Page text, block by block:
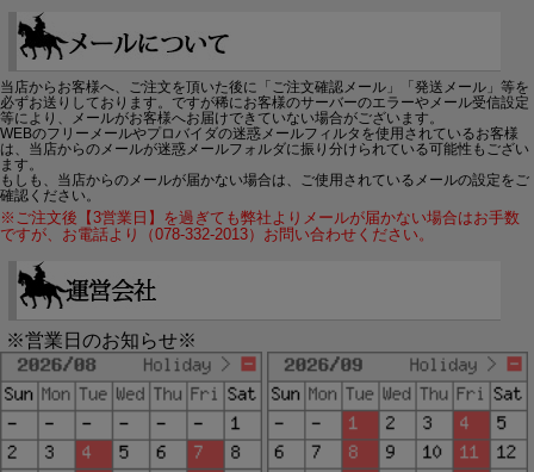
当店からお客様へ、ご注文を頂いた後に「ご注文確認メール」「発送メール」等を
必ずお送りしております。ですが稀にお客様のサーバーのエラーやメール受信設定
等により、メールがお客様へお届けできていない場合がございます。
WEBのフリーメールやプロバイダの迷惑メールフィルタを使用されているお客様
は、当店からのメールが迷惑メールフォルダに振り分けられている可能性もござい
ます。
もしも、当店からのメールが届かない場合は、ご使用されているメールの設定をご
確認ください。
※ご注文後【3営業日】を過ぎても弊社よりメールが届かない場合はお手数
ですが、お電話より（078-332-2013）お問い合わせください。
※営業日のお知らせ※